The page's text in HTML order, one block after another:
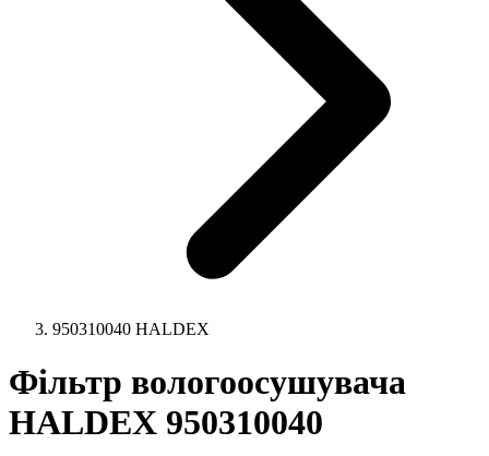
950310040 HALDEX
Фільтр вологоосушувача
HALDEX 950310040